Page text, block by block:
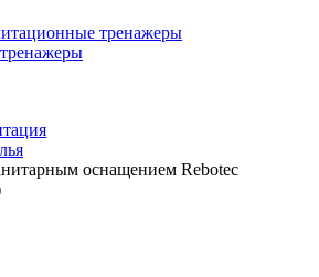
тренажеры
оснащением Rebotec